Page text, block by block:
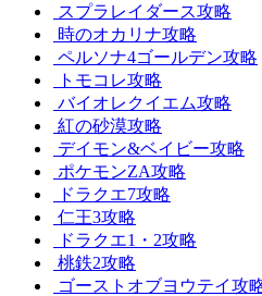
スプラレイダース攻略
時のオカリナ攻略
ペルソナ4ゴールデン攻略
トモコレ攻略
バイオレクイエム攻略
紅の砂漠攻略
デイモン&ベイビー攻略
ポケモンZA攻略
ドラクエ7攻略
仁王3攻略
ドラクエ1・2攻略
桃鉄2攻略
ゴーストオブヨウテイ攻